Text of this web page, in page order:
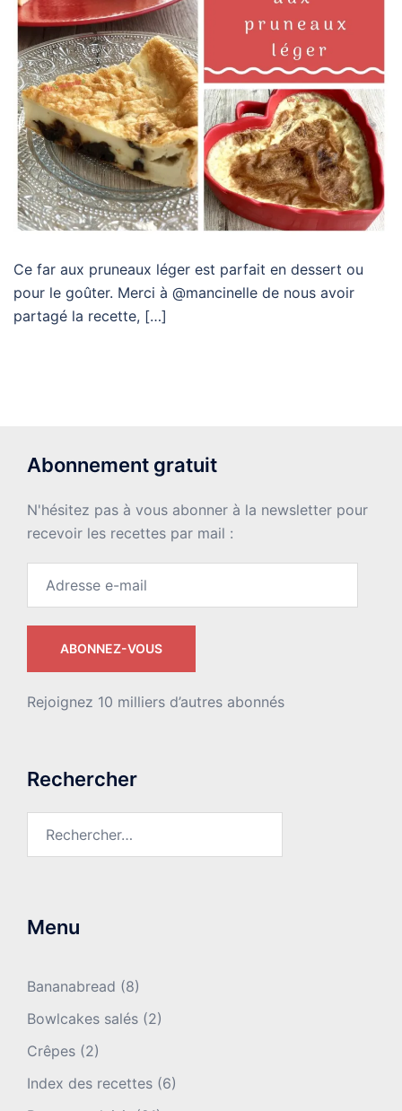
Ce far aux pruneaux léger est parfait en dessert ou
pour le goûter. Merci à @mancinelle de nous avoir
partagé la recette, […]
Abonnement gratuit
N'hésitez pas à vous abonner à la newsletter pour
recevoir les recettes par mail :
ABONNEZ-VOUS
Rejoignez 10 milliers d’autres abonnés
Rechercher
Menu
Bananabread (8)
Bowlcakes salés (2)
Crêpes (2)
Index des recettes (6)